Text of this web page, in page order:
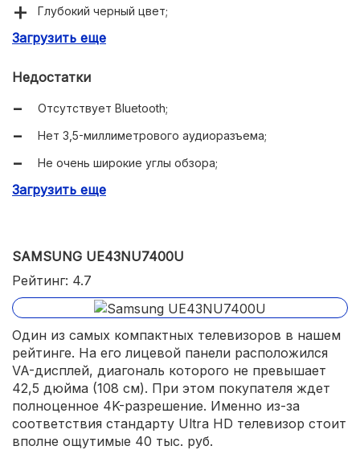
Глубокий черный цвет;
Вполне стабильная работа ОС;
Загрузить еще
Недостатки
Отсутствует Bluetooth;
Нет 3,5-миллиметрового аудиоразъема;
Не очень широкие углы обзора;
Не самое большое количество разъемов HDMI и USB.
Загрузить еще
SAMSUNG UE43NU7400U
Рейтинг: 4.7
Один из самых компактных телевизоров в нашем
рейтинге. На его лицевой панели расположился
VA-дисплей, диагональ которого не превышает
42,5 дюйма (108 см). При этом покупателя ждет
полноценное 4K-разрешение. Именно из-за
соответствия стандарту Ultra HD телевизор стоит
вполне ощутимые 40 тыс. руб.